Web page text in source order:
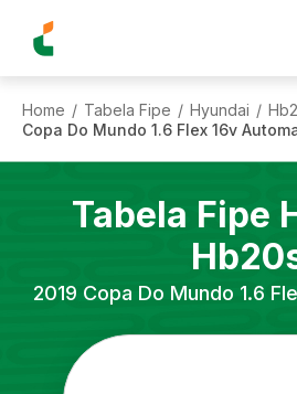
Home / Tabela Fipe / Hyundai /
Copa Do Mundo 1.6 Flex 16v
Tabela Fipe
2019 Copa Do Mundo 1.6